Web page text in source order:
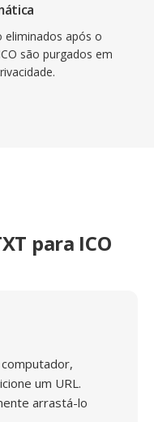
eliminados após o
são purgados em
para ICO
um URL.
arrastá-lo